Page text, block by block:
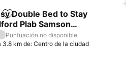
Añadir a favoritos
Double Bed to Stay
Plab Samson
Puntuación no disponible
3.8 km de: Centro de la ciudad